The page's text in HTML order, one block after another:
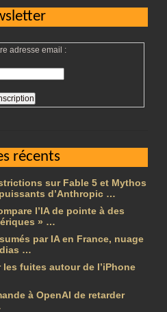
adresse email :
récents
sur Fable 5 et Mythos
d’Anthropic …
l’IA de pointe à des
» …
par IA en France, nuage
…
fuites autour de l’iPhone
à OpenAI de retarder